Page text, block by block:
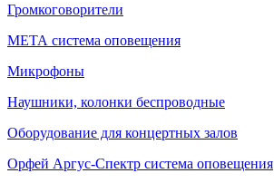
Громкоговорители
МЕТА система оповещения
Микрофоны
Наушники, колонки беспроводные
Оборудование для концертных залов
Орфей Аргус-Спектр система оповещения